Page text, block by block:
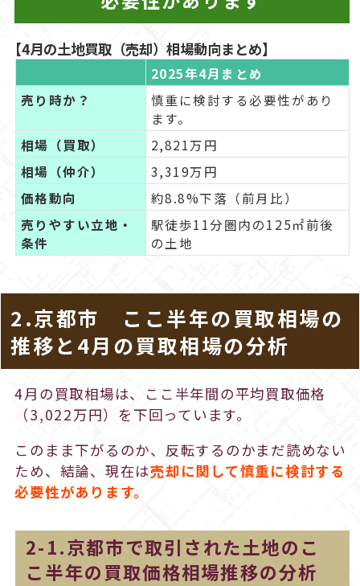
【4月の土地買取（売却）相場動向まとめ】
2025年4月まとめ
売り時か？
慎重に検討する必要性があり
ます。
相場（買取）
2,821万円
相場（仲介）
3,319万円
価格動向
約8.8%下落（前月比）
売りやすい立地・
条件
駅徒歩11分圏内の125㎡前後
の土地
2.京都市 ここ半年の買取相場の
推移と4月の買取相場の分析
4月の買取相場は、ここ半年間の平均買取価格
（3,022万円）を下回っています。
このまま下がるのか、反転するのかまだ読めない
ため、結論、現在は売却に関して慎重に検討する
必要性があります。
2-1.京都市で取引された土地のこ
こ半年の買取価格相場推移の分析